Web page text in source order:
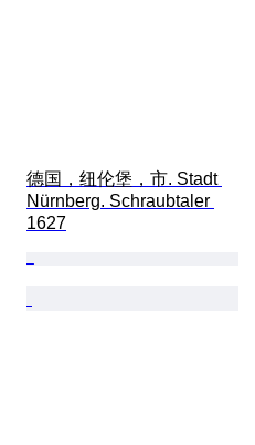
德国，纽伦堡，市. Stadt
Nürnberg. Schraubtaler
1627